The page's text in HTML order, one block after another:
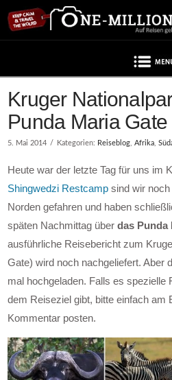
Kruger
Punda Maria
5. Mai 2014 Kategorien: Reiseblog,Afrika,
Heute war der letzte Tag für uns im
Shingwedzi Restcamp sind wir
Norden gefahren und haben
späten Nachmittag überdas Punda
ausführliche Reisebericht zum
Gate) wird noch nachgeliefert. Aber
mal hochgeladen. Falls es spezielle
dem Reiseziel gibt, bitte einfach am
Kommentar posten.